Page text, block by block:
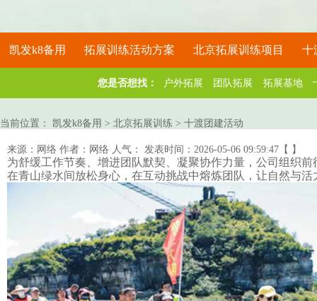
凯发k8备用 拓展训练活动方案 北京拓展训练项目 十
您是否想找： 户外拓展 团队拓展 拓展基地
当前位置： 凯发k8备用 > 北京拓展训练 > 十渡团建活动
来源：网络 作者：网络 人气： 发表时间：2026-05-06 09:59:47【 】
为舒缓工作节奏、增进团队默契、凝聚协作力量，公司组织前
在青山绿水间放松身心，在互动挑战中熔炼团队 ，让自然与